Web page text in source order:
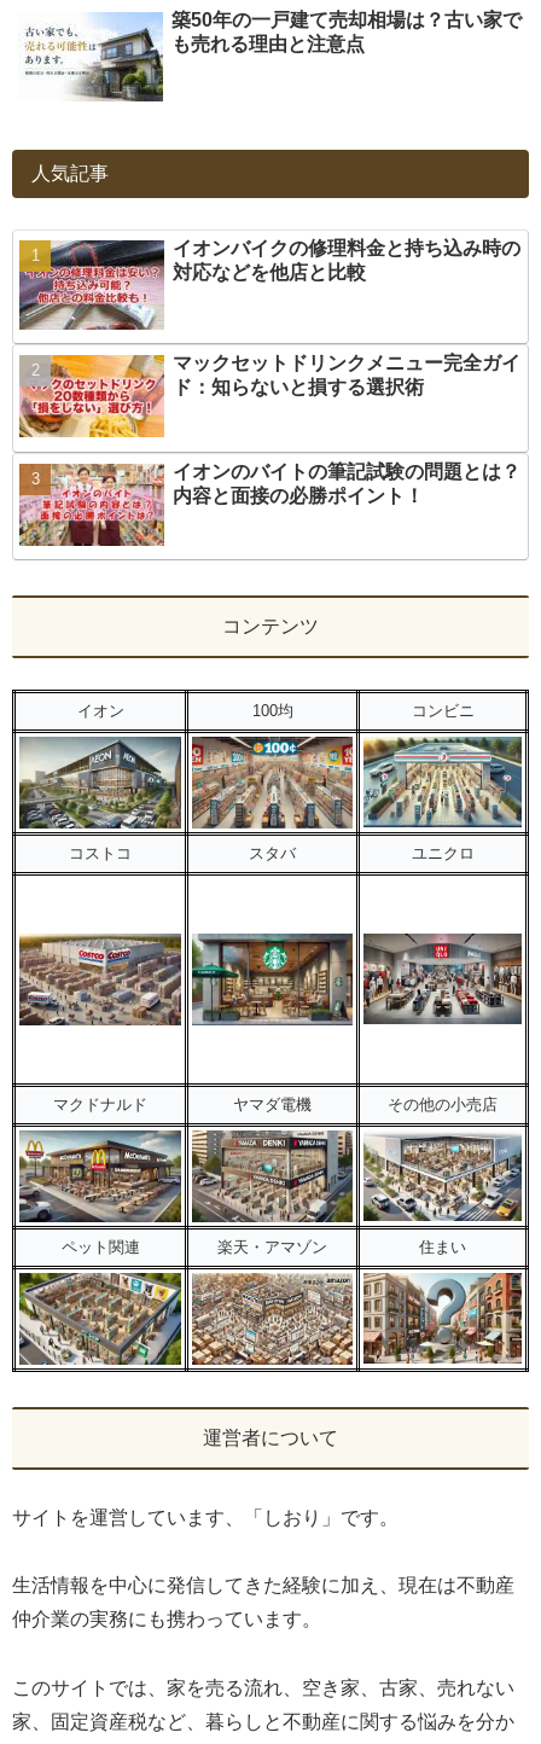
築50年の一戸建て売却相場は？古い家で
も売れる理由と注意点
人気記事
イオンバイクの修理料金と持ち込み時の
対応などを他店と比較
マックセットドリンクメニュー完全ガイ
ド：知らないと損する選択術
イオンのバイトの筆記試験の問題とは？
内容と面接の必勝ポイント！
コンテンツ
イオン 100均 コンビニ
コストコ スタバ ユニクロ
マクドナルド ヤマダ電機 その他の小売店
ペット関連 楽天・アマゾン 住まい
運営者について
サイトを運営しています、「しおり」です。
生活情報を中心に発信してきた経験に加え、現在は不動産
仲介業の実務にも携わっています。
このサイトでは、家を売る流れ、空き家、古家、売れない
家、固定資産税など、暮らしと不動産に関する悩みを分か